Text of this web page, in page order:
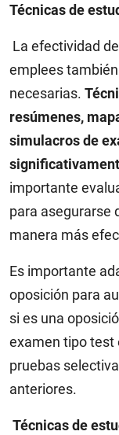
Técnicas de
La efectividad
emplees
necesarias.
resúmenes,
simulacros de
importante
para asegurarse
manera más
Es importante
oposición para
si es una
examen tipo test
pruebas
anteriores.
Técnicas de